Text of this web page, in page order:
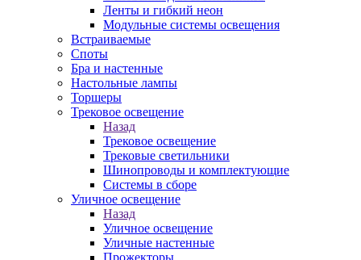
Ленты и гибкий неон
Модульные системы освещения
Встраиваемые
Споты
Бра и настенные
Настольные лампы
Торшеры
Трековое освещение
Назад
Трековое освещение
Трековые светильники
Шинопроводы и комплектующие
Системы в сборе
Уличное освещение
Назад
Уличное освещение
Уличные настенные
Прожекторы